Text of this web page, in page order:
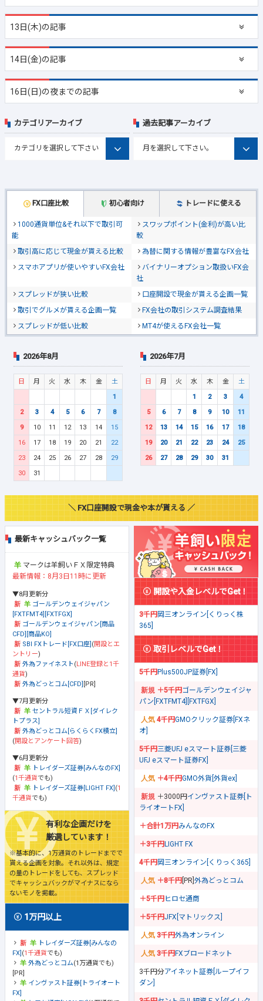
13日(木)の記事
14日(金)の記事
16日(日)の夜までの記事
FX口座比較 初心者向け トレードに使える
1000通貨単位&それ以下で取引可
能
スワップポイント(金利)が高い比
較
取引高に応じて現金が貰える比較
為替に関する情報が豊富なFX会社
スマホアプリが使いやすいFX会社
バイナリーオプション取扱いFX会
社
スプレッドが狭い比較
口座開設で現金が貰える企画一覧
取引でグルメが貰える企画一覧
FX会社の取引システム調査結果
スプレッドが低い比較
MT4が使えるFX会社一覧
カテゴリアーカイブ 過去記事アーカイブ
2026年8月
日 月 火 水 木 金
土
1
2
3 4 5 6 7
8
9
10 11 12 13 14
15
16
17 18 19 20 21
22
23
24 25 26 27 28
29
30
31
2026年7月
日 月 火 水 木 金
土
1
2 3
4
5
6 7 8 9 10
11
12
13 14 15 16 17
18
19
20 21 22 23 24
25
26
27 28 29 30 31
＼ FX口座開設で現金や本が貰える ／
最新キャッシュバック一覧
マークは羊飼いＦＸ限定特典
最新情報：8月3日11時に更新
▼8月更新分
ゴールデンウェイジャパン
[FXTFMT4][FXTFGX]
ゴールデンウェイジャパン[商品
CFD][商品KO]
SBI FXトレード[FX口座] (開設とエ
ントリー)
外為ファイネスト(LINE登録と1千
通貨)
外為どっとコム[CFD] [PR]
▼7月更新分
セントラル短資ＦＸ[ダイレク
トプラス]
外為どっとコム[らくらくFX積立]
(開設とアンケート回答)
▼6月更新分
トレイダーズ証券[みんなのFX]
(1千通貨でも)
トレイダーズ証券[LIGHT FX] (1
千通貨でも)
有利な企画だけを
厳選しています！
※基本的に、1万通貨のトレードまでで
貰える企画を対象。それ以外は、規定
の量のトレードをしても、スプレッド
でキャッシュバックがマイナスになら
ないモノを掲載。
1万円以上
トレイダーズ証券[みんなの
FX] (1千通貨でも)
外為どっとコム(1万通貨でも)
[PR]
インヴァスト証券[トライオート
FX]
開設や入金レベルでGet！
3千円岡三オンライン[くりっく株
365]
取引レベルでGet！
5千円Plus500JP証券[FX]
＋5千円ゴールデンウェイジャ
パン[FXTFMT4][FXTFGX]
4千円GMOクリック証券[FXネ
オ]
5千円三菱UFJ eスマート証券[三菱
UFJ eスマート証券FX]
＋4千円GMO外貨[外貨ex]
＋3000円 インヴァスト証券[ト
ライオートFX]
＋合計1万円みんなのFX
＋3千円LIGHT FX
4千円岡三オンライン[くりっく365]
＋8千円 [PR] 外為どっとコム
＋5千円ヒロセ通商
＋5千円JFX[マトリックス]
3千円外為オンライン
3千円FXブロードネット
3千円分アイネット証券[ループイフ
ダン]